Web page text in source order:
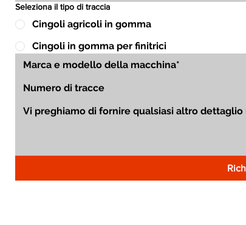
Seleziona il tipo di traccia
Cingoli agricoli in gomma
Cingoli in gomma per finitrici